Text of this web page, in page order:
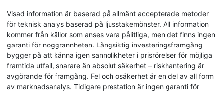
Visad information är baserad på allmänt accepterade metoder
för teknisk analys baserad på ljusstakemönster. All information
kommer från källor som anses vara pålitliga, men det finns ingen
garanti för noggrannheten. Långsiktig investeringsframgång
bygger på att känna igen sannolikheter i prisrörelser för möjliga
framtida utfall, snarare än absolut säkerhet – riskhantering är
avgörande för framgång. Fel och osäkerhet är en del av all form
av marknadsanalys. Tidigare prestation är ingen garanti för